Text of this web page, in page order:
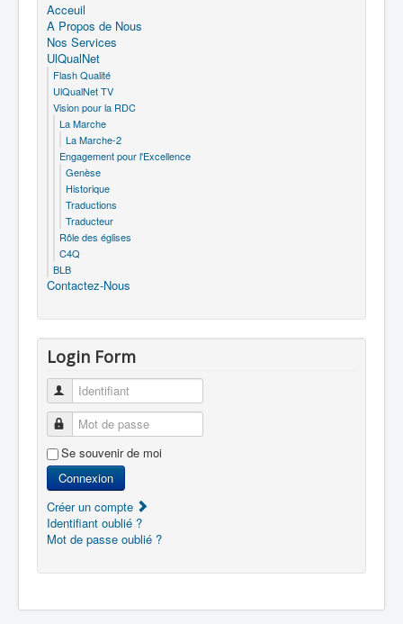
Acceuil
A Propos de Nous
Nos Services
UlQualNet
Flash Qualité
UlQualNet TV
Vision pour la RDC
La Marche
La Marche-2
Engagement pour l'Excellence
Genèse
Historique
Traductions
Traducteur
Rôle des églises
C4Q
BLB
Contactez-Nous
Login Form
Identifiant
Mot de passe
Se souvenir de moi
Connexion
Créer un compte
Identifiant oublié ?
Mot de passe oublié ?